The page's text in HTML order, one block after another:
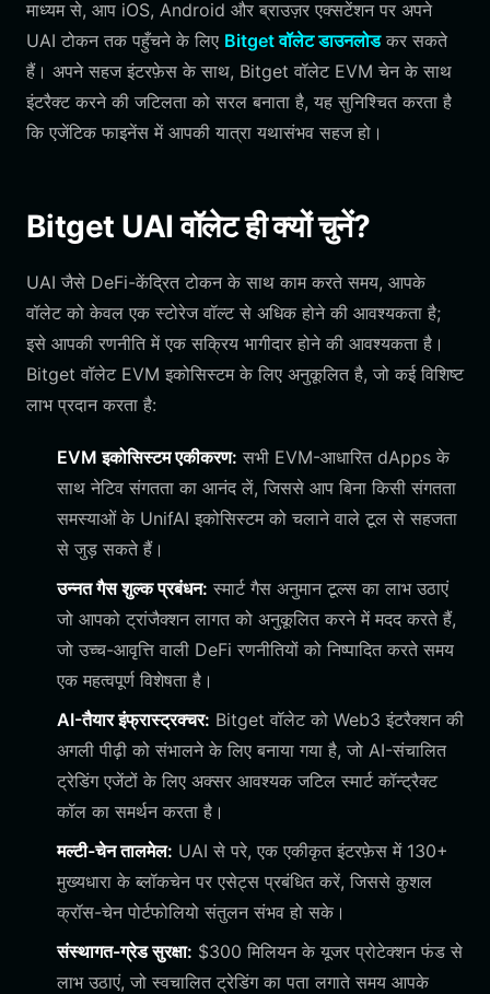
माध्यम से, आप iOS, Android और ब्राउज़र एक्सटेंशन पर अपने
UAI टोकन तक पहुँचने के लिए Bitget वॉलेट डाउनलोडकर सकते
हैं। अपने सहज इंटरफ़ेस के साथ, Bitget वॉलेट EVM चेन के साथ
इंटरैक्ट करने की जटिलता को सरल बनाता है, यह सुनिश्चित करता है
कि एजेंटिक फाइनेंस में आपकी यात्रा यथासंभव सहज हो।
Bitget UAI वॉलेट ही क्यों चुनें?
UAI जैसे DeFi-केंद्रित टोकन के साथ काम करते समय, आपके
वॉलेट को केवल एक स्टोरेज वॉल्ट से अधिक होने की आवश्यकता है;
इसे आपकी रणनीति में एक सक्रिय भागीदार होने की आवश्यकता है।
Bitget वॉलेट EVM इकोसिस्टम के लिए अनुकूलित है, जो कई विशिष्ट
लाभ प्रदान करता है:
EVM इकोसिस्टम एकीकरण: सभी EVM-आधारित dApps के
साथ नेटिव संगतता का आनंद लें, जिससे आप बिना किसी संगतता
समस्याओं के UnifAI इकोसिस्टम को चलाने वाले टूल से सहजता
से जुड़ सकते हैं।
उन्नत गैस शुल्क प्रबंधन: स्मार्ट गैस अनुमान टूल्स का लाभ उठाएं
जो आपको ट्रांजैक्शन लागत को अनुकूलित करने में मदद करते हैं,
जो उच्च-आवृत्ति वाली DeFi रणनीतियों को निष्पादित करते समय
एक महत्वपूर्ण विशेषता है।
AI-तैयार इंफ्रास्ट्रक्चर: Bitget वॉलेट को Web3 इंटरैक्शन की
अगली पीढ़ी को संभालने के लिए बनाया गया है, जो AI-संचालित
ट्रेडिंग एजेंटों के लिए अक्सर आवश्यक जटिल स्मार्ट कॉन्ट्रैक्ट
कॉल का समर्थन करता है।
मल्टी-चेन तालमेल: UAI से परे, एक एकीकृत इंटरफ़ेस में 130+
मुख्यधारा के ब्लॉकचेन पर एसेट्स प्रबंधित करें, जिससे कुशल
क्रॉस-चेन पोर्टफोलियो संतुलन संभव हो सके।
संस्थागत-ग्रेड सुरक्षा: $300 मिलियन के यूजर प्रोटेक्शन फंड से
लाभ उठाएं, जो स्वचालित ट्रेडिंग का पता लगाते समय आपके